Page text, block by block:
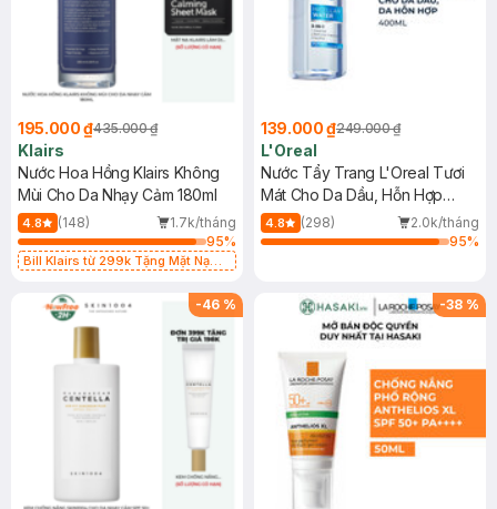
195.000 ₫435.000 ₫
Klairs
Nước Hoa Hồng Klairs Không
Mùi Cho Da Nhạy Cảm 180ml
4.8 (148)
1.7k/tháng
95%
Bill Klairs từ 299k Tặng Mặt Nạ
25ml (SL Có Hạn)
139.000 ₫249.000 ₫
L'Oreal
Nước Tẩy Trang L'Oreal Tươi
Mát Cho Da Dầu, Hỗn Hợp
400ml
4.8 (298)
2.0k/tháng
95%
-46 % -38 %